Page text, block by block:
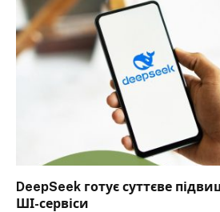
DeepSeek готує суттєве
ШІ-сервіси